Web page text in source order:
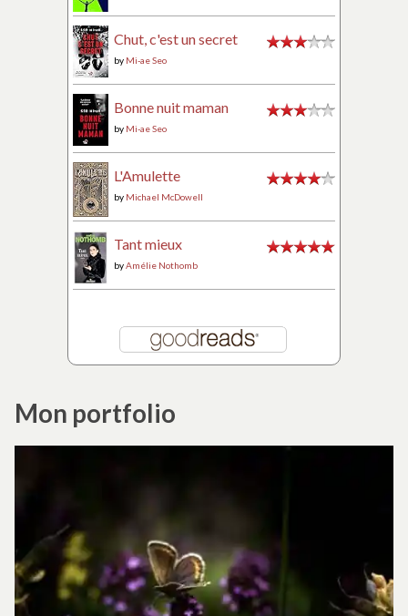
Chut, c'est un secret
by Mi-ae Seo
Bonne nuit maman
by Mi-ae Seo
L'Amulette
by Michael McDowell
Tant mieux
byAmélie Nothomb
Mon portfolio